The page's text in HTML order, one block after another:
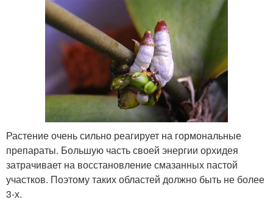
Растение очень сильно реагирует на гормональные
препараты. Большую часть своей энергии орхидея
затрачивает на восстановление смазанных пастой
участков. Поэтому таких областей должно быть не более
3-х.